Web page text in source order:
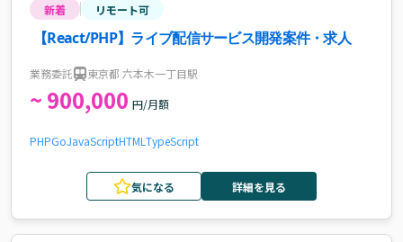
新着 リモート可
【React/PHP】ライブ配信サービス開発案件・求人
業務委託 東京都 六本木一丁目駅
~ 900,000 円/月額
PHPGoJavaScriptHTML TypeScript
気になる 詳細を見る